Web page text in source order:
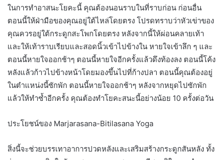
ในการทำอาสนะโยคะนี้ คุณต้องนอนราบในที่ราบก่อน ก่อนอื่น
ตอนนี้ให้ฝ่ามือของคุณอยู่ใต้ไหล่โดยตรง โปรดทราบว่าหัวเข่าของ
คุณควรอยู่ใต้กระดูกสะโพกโดยตรง หลังจากนี้ให้ผ่อนคลายเท้า
และให้เท้าราบเรียบและสอดนิ้วเข้าไปข้างใน หายใจเข้าลึก ๆ และ
ตอนนี้หายใจออกช้าๆ ตอนนี้หายใจอีกครั้งแล้วดึงท้องลง ตอนนี้โค้ง
หลังแล้วก้าวไปข้างหน้าโดยมองขึ้นไปที่ก้างปลา ตอนนี้คุณต้องอยู่
ในตำแหน่งนี้ซักพัก ตอนนี้หายใจออกช้าๆ หลังจากหยุดไปซักพัก
แล้วให้ทำซ้ำอีกครั้ง คุณต้องทำโยคะสนะนี้อย่างน้อย 10 ครั้งต่อวัน
ประโยชน์ของ Marjarasana-Bitilasana Yoga
สิ่งนี้จะช่วยบรรเทาอาการปวดหลังและเสริมสร้างกระดูกสันหลัง ทั้ง